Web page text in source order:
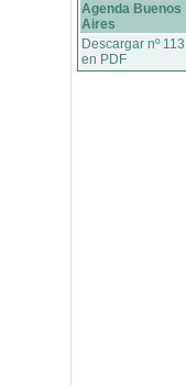
Agenda Buenos
Aires
Descargar nº 113
en PDF